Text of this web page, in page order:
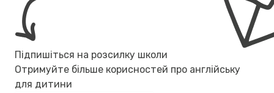
Підпишіться на розсилку школи
Отримуйте більше корисностей про англійську
для дитини